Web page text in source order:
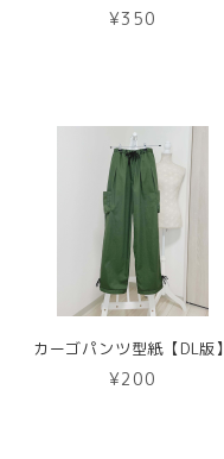
¥350
カーゴパンツ型紙【DL版】
¥200